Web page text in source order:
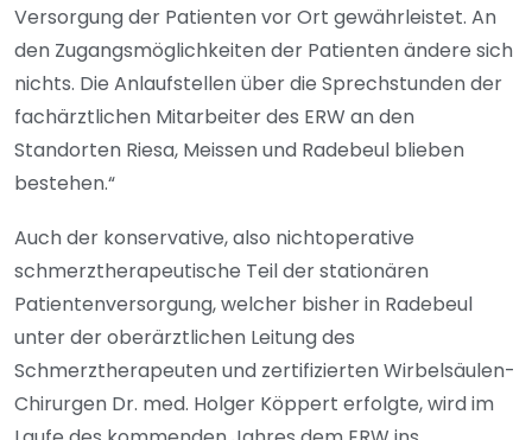
Versorgung der Patienten vor Ort gewährleistet. An
den Zugangsmöglichkeiten der Patienten ändere sich
nichts. Die Anlaufstellen über die Sprechstunden der
fachärztlichen Mitarbeiter des ERW an den
Standorten Riesa, Meissen und Radebeul blieben
bestehen.“
Auch der konservative, also nichtoperative
schmerztherapeutische Teil der stationären
Patientenversorgung, welcher bisher in Radebeul
unter der oberärztlichen Leitung des
Schmerztherapeuten und zertifizierten Wirbelsäulen-
Chirurgen Dr. med. Holger Köppert erfolgte, wird im